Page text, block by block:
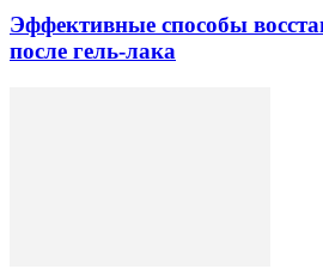
Эффективные способы
после гель-лака